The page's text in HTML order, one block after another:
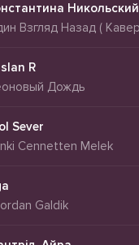
Никольский
R
Дождь
Sever
Cennetten Melek
Galdik